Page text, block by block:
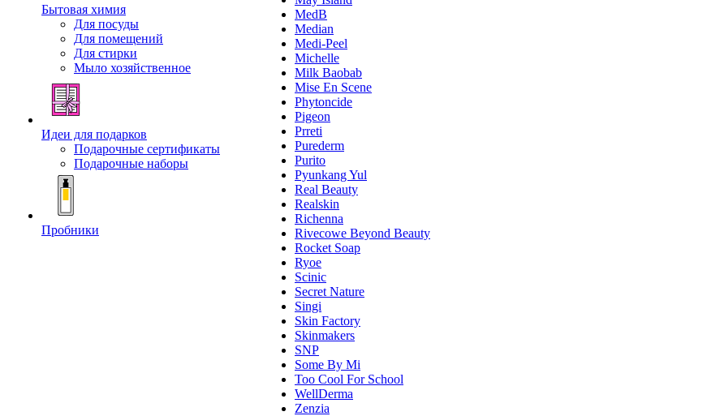
Бытовая химия
Для посуды
Для помещений
Для стирки
Мыло хозяйственное
Идеи для подарков
Подарочные сертификаты
Подарочные наборы
Пробники
MedB
Median
Medi-Peel
Michelle
Milk Baobab
Mise En Scene
Phytoncide
Pigeon
Prreti
Purederm
Purito
Pyunkang Yul
Real Beauty
Realskin
Richenna
Rivecowe Beyond Beauty
Rocket Soap
Ryoe
Scinic
Secret Nature
Singi
Skin Factory
Skinmakers
SNP
Some By Mi
Too Cool For School
WellDerma
Zenzia